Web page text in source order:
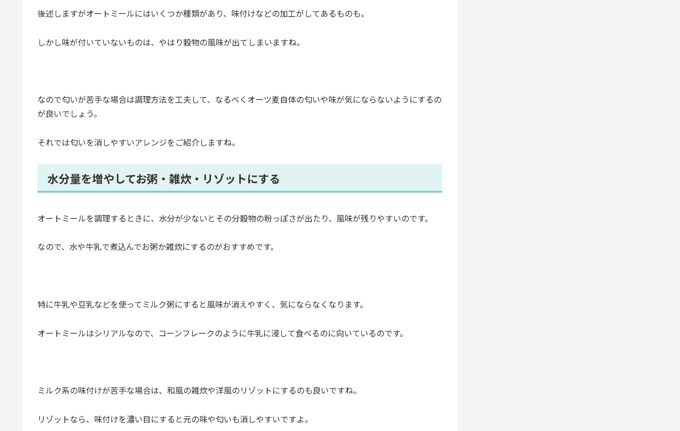
後述しますがオートミールにはいくつか種類があり、味付けなどの加工がしてあるものも。
しかし味が付いていないものは、やはり穀物の風味が出てしまいますね。
なので匂いが苦手な場合は調理方法を工夫して、なるべくオーツ麦自体の匂いや味が気にならないようにするの
が良いでしょう。
それでは匂いを消しやすいアレンジをご紹介しますね。
水分量を増やしてお粥・雑炊・リゾットにする
オートミールを調理するときに、水分が少ないとその分穀物の粉っぽさが出たり、風味が残りやすいのです。
なので、水や牛乳で煮込んでお粥か雑炊にするのがおすすめです。
特に牛乳や豆乳などを使ってミルク粥にすると風味が消えやすく、気にならなくなります。
オートミールはシリアルなので、コーンフレークのように牛乳に浸して食べるのに向いているのです。
ミルク系の味付けが苦手な場合は、和風の雑炊や洋風のリゾットにするのも良いですね。
リゾットなら、味付けを濃い目にすると元の味や匂いも消しやすいですよ。